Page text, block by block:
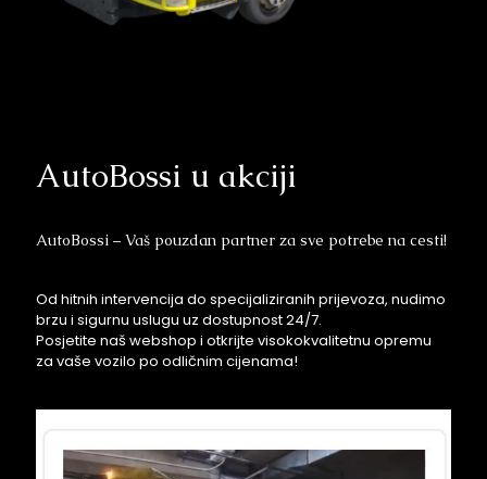
AutoBossi u akciji
AutoBossi – Vaš pouzdan partner za sve potrebe na cesti!
Od hitnih intervencija do specijaliziranih prijevoza, nudimo
brzu i sigurnu uslugu uz dostupnost 24/7.
Posjetite naš webshop i otkrijte visokokvalitetnu opremu
za vaše vozilo po odličnim cijenama!